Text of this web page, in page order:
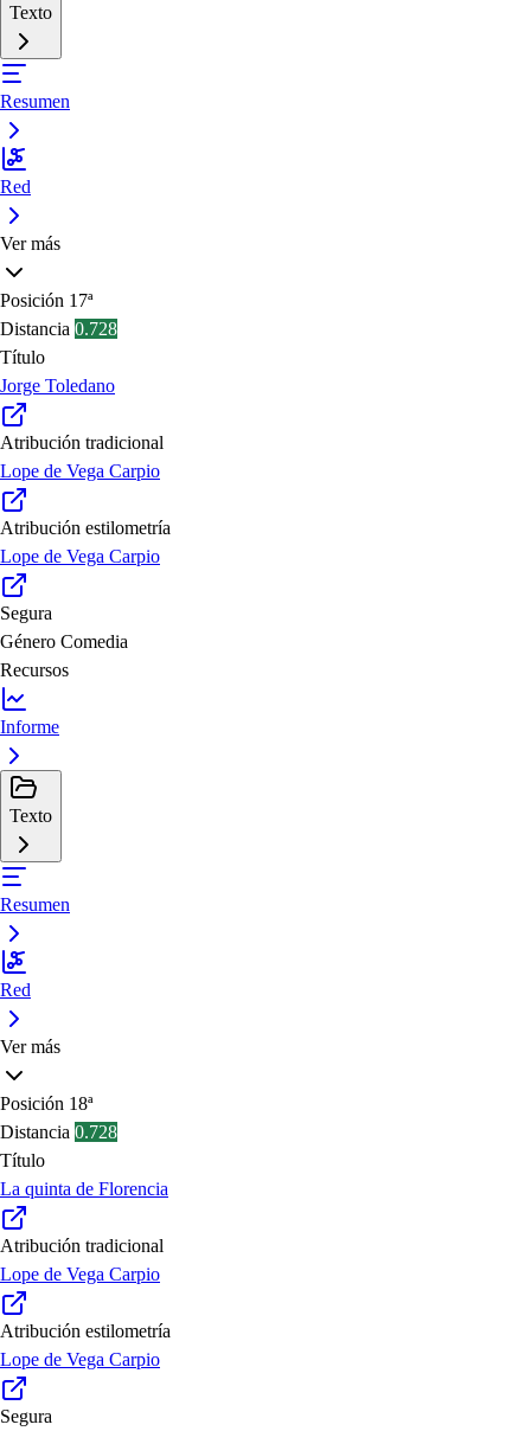
Texto
Resumen
Red
Ver más
Posición 17ª
Distancia 0.728
Título
Jorge Toledano
Atribución tradicional
Lope de Vega Carpio
Atribución estilometría
Lope de Vega Carpio
Segura
Género Comedia
Recursos
Informe
Texto
Resumen
Red
Ver más
Posición 18ª
Distancia 0.728
Título
La quinta de Florencia
Atribución tradicional
Lope de Vega Carpio
Atribución estilometría
Lope de Vega Carpio
Segura